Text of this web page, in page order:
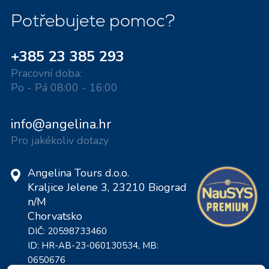
Potřebujete pomoc?
+385 23 385 293
Pracovní doba:
Po - Pá 08:00 - 16:00
info@angelina.hr
Pro jakékoliv dotazy
Angelina Tours d.o.o.
Kraljice Jelene 3, 23210 Biograd
n/M
Chorvatsko
DIČ: 20598733460
ID: HR-AB-23-060130534, MB:
0650676